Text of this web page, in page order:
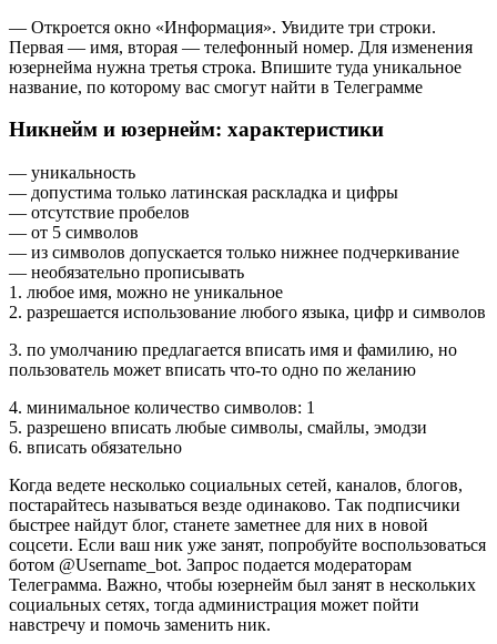
— Откроется окно «Информация». Увидите три строки.
Первая — имя, вторая — телефонный номер. Для изменения
юзернейма нужна третья строка. Впишите туда уникальное
название, по которому вас смогут найти в Телеграмме
Никнейм и юзернейм: характеристики
— уникальность
— допустима только латинская раскладка и цифры
— отсутствие пробелов
— от 5 символов
— из символов допускается только нижнее подчеркивание
— необязательно прописывать
1. любое имя, можно не уникальное
2. разрешается использование любого языка, цифр и символов
3. по умолчанию предлагается вписать имя и фамилию, но
пользователь может вписать что-то одно по желанию
4. минимальное количество символов: 1
5. разрешено вписать любые символы, смайлы, эмодзи
6. вписать обязательно
Когда ведете несколько социальных сетей, каналов, блогов,
постарайтесь называться везде одинаково. Так подписчики
быстрее найдут блог, станете заметнее для них в новой
соцсети. Если ваш ник уже занят, попробуйте воспользоваться
ботом @Username_bot. Запрос подается модераторам
Телеграмма. Важно, чтобы юзернейм был занят в нескольких
социальных сетях, тогда администрация может пойти
навстречу и помочь заменить ник.